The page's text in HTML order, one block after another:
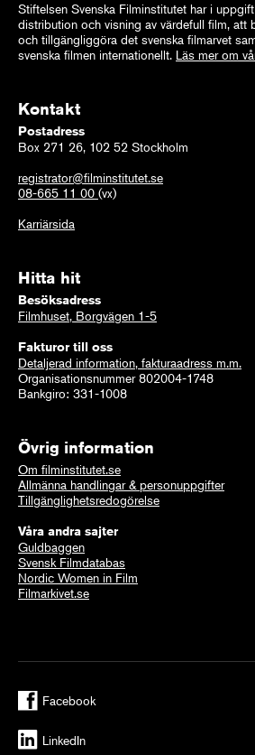
Stiftelsen Svenska Filminstitutet har i
distribution och visning av värdefull film, att
och tillgängliggöra det svenska filmarvet
svenska filmen internationellt. Läs mer om
Kontakt
Postadress
Box 271 26, 102 52 Stockholm
registrator@filminstitutet.se
08-665 11 00 (vx)
Karriärsida
Hitta hit
Besöksadress
Filmhuset, Borgvägen 1-5
Fakturor till oss
Detaljerad information, fakturaadress m.m.
Organisationsnummer 802004-1748
Bankgiro: 331-1008
Övrig information
Om filminstitutet.se
Allmänna handlingar & personuppgifter
Tillgänglighetsredogörelse
Våra andra sajter
Guldbaggen
Svensk Filmdatabas
Nordic Women in Film
Filmarkivet.se
Facebook
LinkedIn